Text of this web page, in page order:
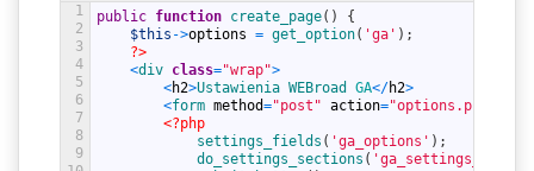
1
2
3
4
5
6
7
8
9
public function create_page( )
{
$this ->options = get_option( 'ga' ) ;
?>
<div class="wrap">
<h2>Ustawienia WEBroad GA</h2>
<form method="post" action="options.php"
<?php
settings_fields ( 'ga_options' ) ;
do_settings_sections ( 'ga_settings_page'